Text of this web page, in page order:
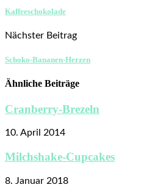
Kaffeeschokolade
Nächster Beitrag
Schoko-Bananen-Herzen
Ähnliche Beiträge
Cranberry-Brezeln
10. April 2014
Milchshake-Cupcakes
8. Januar 2018